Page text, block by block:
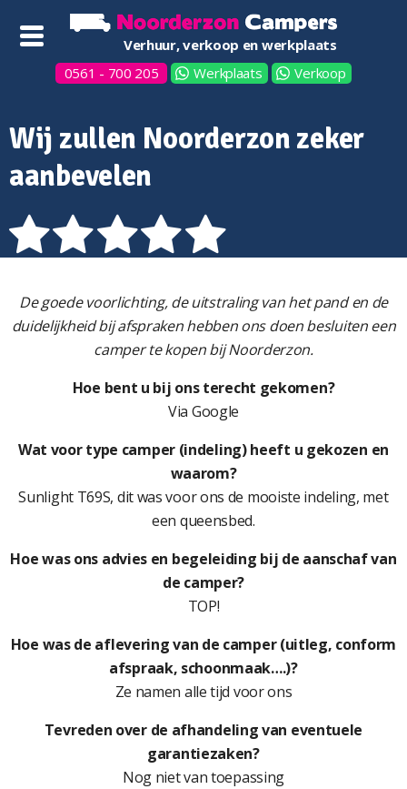
Verhuur, verkoop en werkplaats
0561 - 700 205
Werkplaats Verkoop
Wij zullen Noorderzon zeker
aanbevelen
De goede voorlichting, de uitstraling van het pand en de
duidelijkheid bij afspraken hebben ons doen besluiten een
camper te kopen bij Noorderzon.
Hoe bent u bij ons terecht gekomen?
Via Google
Wat voor type camper (indeling) heeft u gekozen en
waarom?
Sunlight T69S, dit was voor ons de mooiste indeling, met
een queensbed.
Hoe was ons advies en begeleiding bij de aanschaf van
de camper?
TOP!
Hoe was de aflevering van de camper (uitleg, conform
afspraak, schoonmaak….)?
Ze namen alle tijd voor ons
Tevreden over de afhandeling van eventuele
garantiezaken?
Nog niet van toepassing